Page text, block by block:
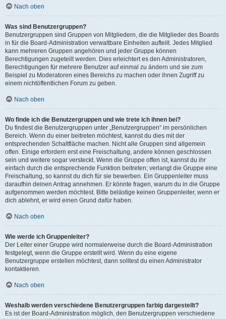
Nach oben
Was sind Benutzergruppen?
Benutzergruppen sind Gruppen von Mitgliedern, die die Mitglieder des Boards
in für die Board-Administration verwaltbare Einheiten aufteilt. Jedes Mitglied
kann mehreren Gruppen angehören und jeder Gruppe können
Berechtigungen zugeteilt werden. Dies erleichtert es den Administratoren,
Berechtigungen für mehrere Benutzer auf einmal zu ändern und sie zum
Beispiel zu Moderatoren eines Bereichs zu machen oder ihnen Zugriff zu
einem nichtöffentlichen Forum zu geben.
Nach oben
Wo finde ich die Benutzergruppen und wie trete ich ihnen bei?
Du findest die Benutzergruppen unter „Benutzergruppen“ im persönlichen
Bereich. Wenn du einer beitreten möchtest, kannst du dies mit der
entsprechenden Schaltfläche machen. Nicht alle Gruppen sind allgemein
offen. Einige erfordern erst eine Freischaltung, andere können geschlossen
sein und weitere sogar versteckt. Wenn die Gruppe offen ist, kannst du ihr
einfach durch die entsprechende Funktion beitreten; verlangt die Gruppe eine
Freischaltung, so kannst du dich für sie bewerben. Ein Gruppenleiter muss
daraufhin deinen Antrag annehmen. Er könnte fragen, warum du in die Gruppe
aufgenommen werden möchtest. Bitte belästige keinen Gruppenleiter, wenn er
dich ablehnt, er wird einen Grund dafür haben.
Nach oben
Wie werde ich Gruppenleiter?
Der Leiter einer Gruppe wird normalerweise durch die Board-Administration
festgelegt, wenn die Gruppe erstellt wird. Wenn du eine eigene
Benutzergruppe erstellen möchtest, dann solltest du einen Administrator
kontaktieren.
Nach oben
Weshalb werden verschiedene Benutzergruppen farbig dargestellt?
Es ist der Board-Administration möglich, den Benutzergruppen verschiedene